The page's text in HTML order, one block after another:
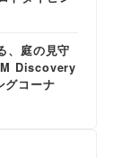
、庭の見守
Discovery
コーナ